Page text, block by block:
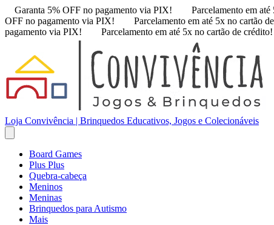
Garanta 5% OFF no pagamento via PIX! Parcelamento em
OFF no pagamento via PIX!
Parcelamento em até 5x no cartão
pagamento via PIX!
Parcelamento em até 5x no cartão de crédito!
Loja Convivência | Brinquedos Educativos, Jogos e Colecionáveis
Board Games
Plus Plus
Quebra-cabeça
Meninos
Meninas
Brinquedos para Autismo
Mais